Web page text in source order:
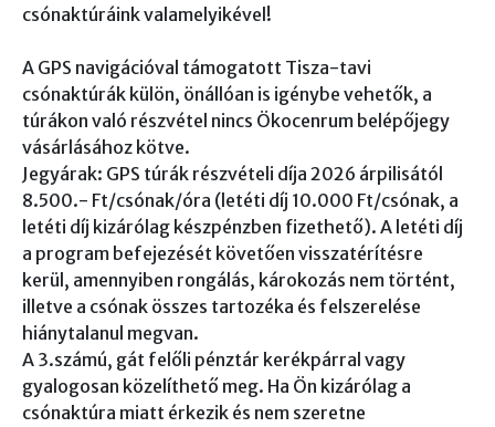
csónaktúráink valamelyikével!
A GPS navigációval támogatott Tisza-tavi
csónaktúrák külön, önállóan is igénybe vehetők, a
túrákon való részvétel nincs Ökocenrum belépőjegy
vásárlásához kötve.
Jegyárak: GPS túrák részvételi díja 2026 árpilisától
8.500.- Ft/csónak/óra (letéti díj 10.000 Ft/csónak, a
letéti díj kizárólag készpénzben fizethető). A letéti díj
a program befejezését követően visszatérítésre
kerül, amennyiben rongálás, károkozás nem történt,
illetve a csónak összes tartozéka és felszerelése
hiánytalanul megvan.
A 3.számú, gát felőli pénztár kerékpárral vagy
gyalogosan közelíthető meg. Ha Ön kizárólag a
csónaktúra miatt érkezik és nem szeretne